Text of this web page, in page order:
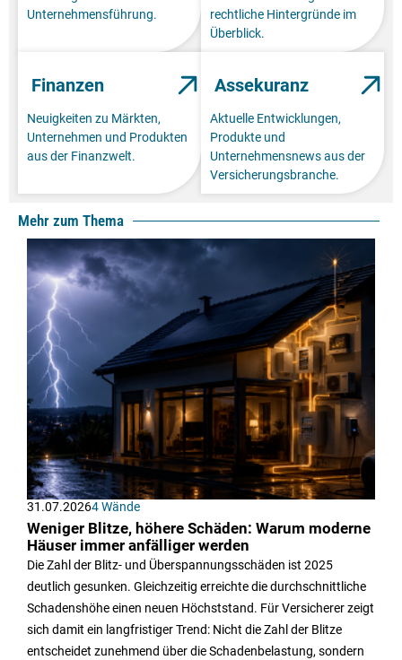
Unternehmensführung.
rechtliche Hintergründe im
Überblick.
Finanzen
Neuigkeiten zu Märkten,
Unternehmen und Produkten
aus der Finanzwelt.
Assekuranz
Aktuelle Entwicklungen,
Produkte und
Unternehmensnews aus der
Versicherungsbranche.
Mehr zum Thema
31.07.20264 Wände
Weniger Blitze, höhere Schäden: Warum moderne
Häuser immer anfälliger werden
Die Zahl der Blitz- und Überspannungsschäden ist 2025
deutlich gesunken. Gleichzeitig erreichte die durchschnittliche
Schadenshöhe einen neuen Höchststand. Für Versicherer zeigt
sich damit ein langfristiger Trend: Nicht die Zahl der Blitze
entscheidet zunehmend über die Schadenbelastung, sondern